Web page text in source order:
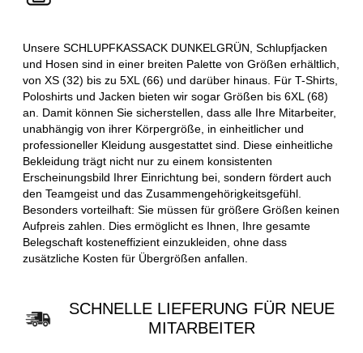
Unsere SCHLUPFKASSACK DUNKELGRÜN, Schlupfjacken
und Hosen sind in einer breiten Palette von Größen erhältlich,
von XS (32) bis zu 5XL (66) und darüber hinaus. Für T-Shirts,
Poloshirts und Jacken bieten wir sogar Größen bis 6XL (68)
an. Damit können Sie sicherstellen, dass alle Ihre Mitarbeiter,
unabhängig von ihrer Körpergröße, in einheitlicher und
professioneller Kleidung ausgestattet sind. Diese einheitliche
Bekleidung trägt nicht nur zu einem konsistenten
Erscheinungsbild Ihrer Einrichtung bei, sondern fördert auch
den Teamgeist und das Zusammengehörigkeitsgefühl.
Besonders vorteilhaft: Sie müssen für größere Größen keinen
Aufpreis zahlen. Dies ermöglicht es Ihnen, Ihre gesamte
Belegschaft kosteneffizient einzukleiden, ohne dass
zusätzliche Kosten für Übergrößen anfallen.
SCHNELLE LIEFERUNG FÜR NEUE
MITARBEITER